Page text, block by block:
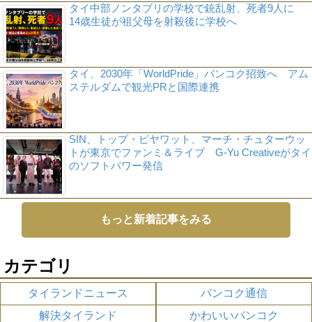
タイ中部ノンタブリの学校で銃乱射、死者9人に
14歳生徒が祖父母を射殺後に学校へ
タイ、2030年「WorldPride」バンコク招致へ アム
ステルダムで観光PRと国際連携
SIN、トップ・ピヤワット、マーチ・チュターウッ
トが東京でファンミ＆ライブ G-Yu Creativeがタイ
のソフトパワー発信
もっと新着記事をみる
カテゴリ
タイランドニュース
バンコク通信
解決タイランド
かわいいバンコク